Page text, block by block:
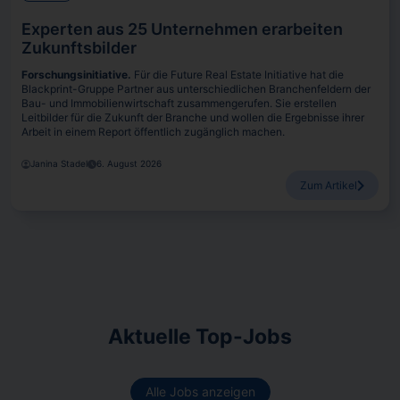
Experten aus 25 Unternehmen erarbeiten
Zukunftsbilder
Forschungsinitiative. Für die Future Real Estate Initiative hat die
Blackprint-Gruppe Partner aus unterschiedlichen Branchenfeldern der
Bau- und Immobilienwirtschaft zusammengerufen. Sie erstellen
Leitbilder für die Zukunft der Branche und wollen die Ergebnisse ihrer
Arbeit in einem Report öffentlich zugänglich machen.
Janina Stadel 6. August 2026
Zum Artikel
Aktuelle Top-Jobs
Alle Jobs anzeigen